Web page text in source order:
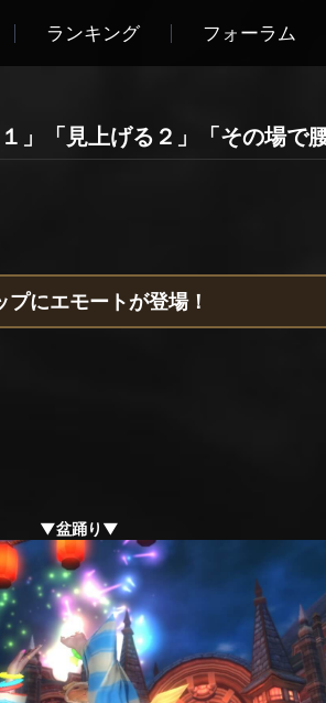
ランキング フォーラム
」「見上げる２」「その場で
プにエモートが登場！
▼盆踊り▼